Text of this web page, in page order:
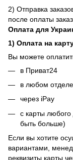
2) Отправка
после оплаты
Оплата для
1) Оплата на
Вы можете
в Приват24
в любом
через iPay
с карты
быть больше)
Если вы хотите
вариантами,
реквизиты карты